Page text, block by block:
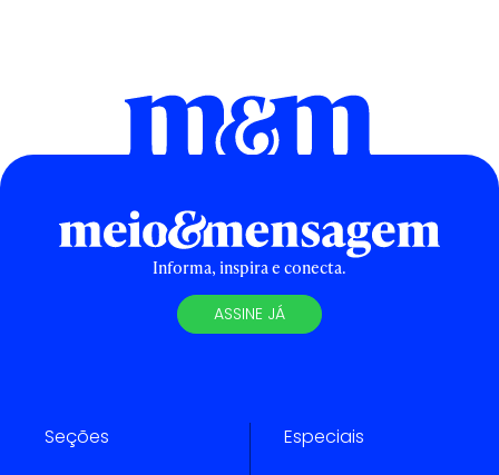
Informa, inspira e conecta.
ASSINE JÁ
Seções Especiais